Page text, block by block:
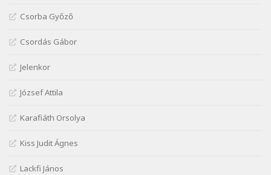
Mária Sándor: Hallgatás
Szélkiáltó
Szélkiáltó
Nagy Bandó András: Bagon át
Szélkiáltó
Nagy Bandó András: Botos tánc
Nagy Bandó András: Egérút
Szélkiáltó
Csorba Győző
Csordás Gábor
Jelenkor
József Attila
Karafiáth Orsolya
Kiss Judit Ágnes
Lackfi János